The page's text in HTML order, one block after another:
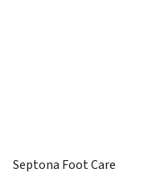
Septona Foot Care